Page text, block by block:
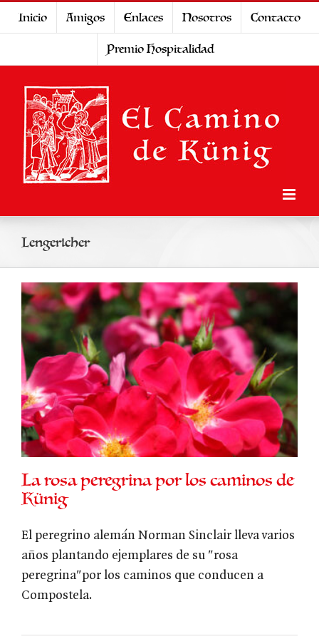
Inicio Amigos Enlaces Nosotros
Contacto
Premio Hospitalidad
Lengericher
La rosa peregrina por los caminos de
Künig
El peregrino alemán Norman Sinclair lleva varios
años plantando ejemplares de su "rosa
peregrina"por los caminos que conducen a
Compostela.